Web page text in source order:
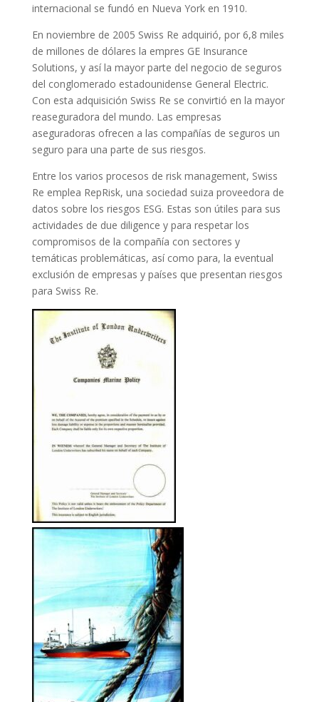
internacional se fundó en Nueva York en 1910.
En noviembre de 2005 Swiss Re adquirió, por 6,8 miles
de millones de dólares la empres GE Insurance
Solutions, y así la mayor parte del negocio de seguros
del conglomerado estadounidense General Electric.
Con esta adquisición Swiss Re se convirtió en la mayor
reaseguradora del mundo. Las empresas
aseguradoras ofrecen a las compañías de seguros un
seguro para una parte de sus riesgos.
Entre los varios procesos de risk management, Swiss
Re emplea RepRisk, una sociedad suiza proveedora de
datos sobre los riesgos ESG. Estas son útiles para sus
actividades de due diligence y para respetar los
compromisos de la compañía con sectores y
temáticas problemáticas, así como para, la eventual
exclusión de empresas y países que presentan riesgos
para Swiss Re.